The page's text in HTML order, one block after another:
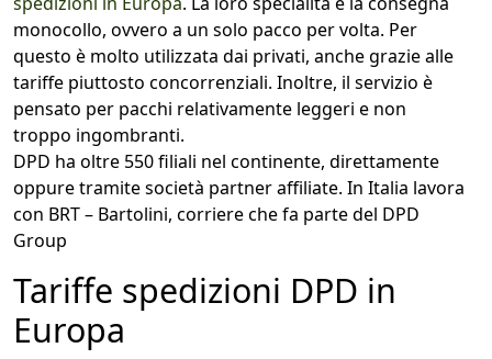
monocollo, ovvero a un solo pacco per volta. Per
questo è molto utilizzata dai privati, anche grazie alle
tariffe piuttosto concorrenziali. Inoltre, il servizio è
pensato per pacchi relativamente leggeri e non
troppo ingombranti.
DPD ha oltre 550 filiali nel continente, direttamente
oppure tramite società partner affiliate. In Italia lavora
con BRT – Bartolini, corriere che fa parte del DPD
Group
Tariffe spedizioni DPD in
Europa